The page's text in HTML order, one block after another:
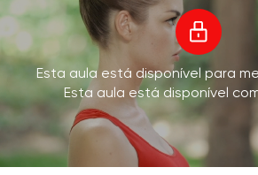
Esta aula está disponível para
Esta aula está disponível